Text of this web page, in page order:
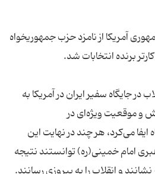
آمریکا از نامزد حزب جمهوریخواه
در جایگاه سفیر ایران در آمریکا به
و موقعیت ویژه‌ای در
می‌کرد، هر چند در نهایت این
امام خمینی(ره) توانستند نتیجه